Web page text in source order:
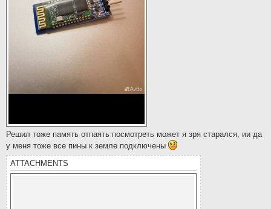
Решил тоже память отпаять посмотреть может я зря старался, ии да
у меня тоже все пины к земле подключены
ATTACHMENTS